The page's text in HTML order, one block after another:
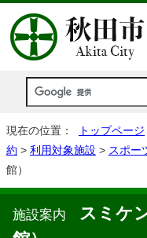
現在の位置： トップページ
約 > 利用対象施設 > スポー
館）
施設案内 スミケ